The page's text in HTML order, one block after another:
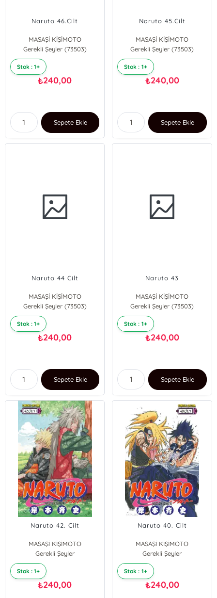
Naruto 46.Cilt
MASAŞİ KİŞİMOTO
Gerekli Şeyler (73503)
Stok : 1+
₺240,00
Sepete Ekle
Naruto 45.Cilt
MASAŞİ KİŞİMOTO
Gerekli Şeyler (73503)
Stok : 1+
₺240,00
Sepete Ekle
Naruto 44 Cilt
MASAŞİ KİŞİMOTO
Gerekli Şeyler (73503)
Stok : 1+
₺240,00
Sepete Ekle
Naruto 43
MASAŞİ KİŞİMOTO
Gerekli Şeyler (73503)
Stok : 1+
₺240,00
Sepete Ekle
Naruto 42. Cilt
MASAŞİ KİŞİMOTO
Gerekli Şeyler
Stok : 1+
₺240,00
Naruto 40. Cilt
MASAŞİ KİŞİMOTO
Gerekli Şeyler
Stok : 1+
₺240,00